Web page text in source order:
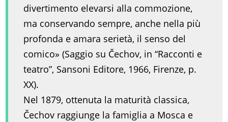
divertimento elevarsi alla commozione,
ma conservando sempre, anche nella più
profonda e amara serietà, il senso del
comico» (Saggio su Čechov, in “Racconti e
teatro”, Sansoni Editore, 1966, Firenze, p.
XX).
Nel 1879, ottenuta la maturità classica,
Čechov raggiunge la famiglia a Mosca e